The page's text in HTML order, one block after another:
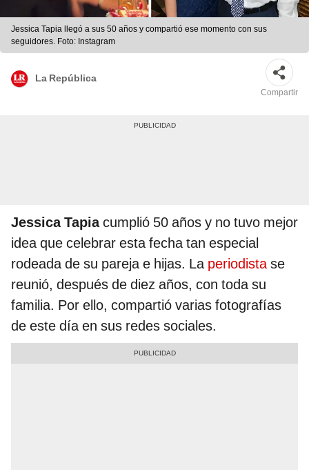
Jessica Tapia llegó a sus 50 años y compartió ese momento con sus
seguidores. Foto: Instagram
La República
Compartir
Jessica Tapiacumplió 50 años y no tuvo mejor
idea que celebrar esta fecha tan especial
rodeada de su pareja e hijas. La periodistase
reunió, después de diez años, con toda su
familia. Por ello, compartió varias fotografías
de este día en sus redes sociales.